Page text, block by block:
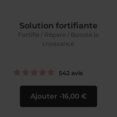
Solution fortifiante
Fortifie / Répare / Booste la
croissance
542 avis
Ajouter 16,00 €